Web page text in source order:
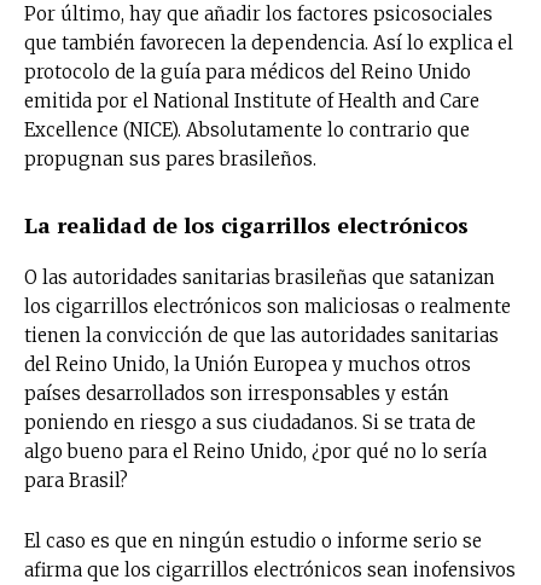
Por último, hay que añadir los factores psicosociales
que también favorecen la dependencia. Así lo explica el
protocolo de la guía para médicos del Reino Unido
emitida por el National Institute of Health and Care
Excellence (NICE). Absolutamente lo contrario que
propugnan sus pares brasileños.
La realidad de los cigarrillos electrónicos
O las autoridades sanitarias brasileñas que satanizan
los cigarrillos electrónicos son maliciosas o realmente
tienen la convicción de que las autoridades sanitarias
del Reino Unido, la Unión Europea y muchos otros
países desarrollados son irresponsables y están
poniendo en riesgo a sus ciudadanos. Si se trata de
algo bueno para el Reino Unido, ¿por qué no lo sería
para Brasil?
El caso es que en ningún estudio o informe serio se
afirma que los cigarrillos electrónicos sean inofensivos